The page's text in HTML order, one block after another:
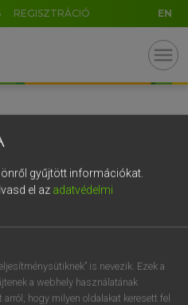
REGISZTRÁCIÓ EN
menu
gyűjtött információkat.
el az adatvédelmi
is nevezik. Ezek a
a webhely használatának
hogy milyen oldalakat keresett fel
. - AltGr